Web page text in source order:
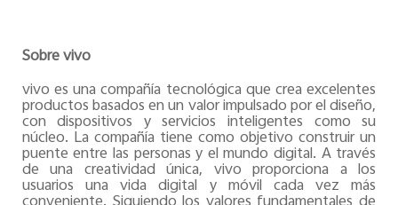
Sobre vivo
vivo es una compañía tecnológica que crea excelentes
productos basados en un valor impulsado por el diseño,
con dispositivos y servicios inteligentes como su
núcleo. La compañía tiene como objetivo construir un
puente entre las personas y el mundo digital. A través
de una creatividad única, vivo proporciona a los
usuarios una vida digital y móvil cada vez más